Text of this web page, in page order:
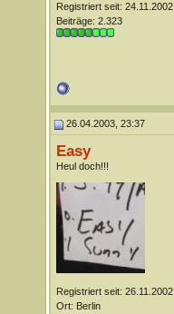
Registriert seit: 24.11.2002
Beiträge: 2.323
26.04.2003, 23:37
Easy
Heul doch!!!
Registriert seit: 26.11.2002
Ort: Berlin